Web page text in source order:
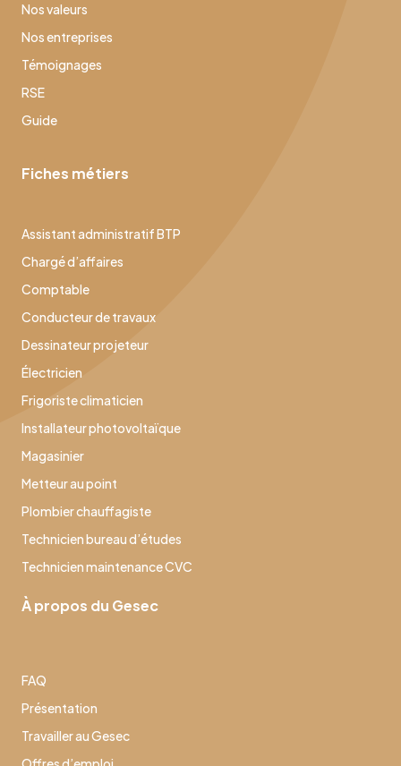
Nos valeurs
Nos entreprises
Témoignages
RSE
Guide
Fiches métiers
Assistant administratif BTP
Chargé d’affaires
Comptable
Conducteur de travaux
Dessinateur projeteur
Électricien
Frigoriste climaticien
Installateur photovoltaïque
Magasinier
Metteur au point
Plombier chauffagiste
Technicien bureau d’études
Technicien maintenance CVC
À propos du Gesec
FAQ
Présentation
Travailler au Gesec